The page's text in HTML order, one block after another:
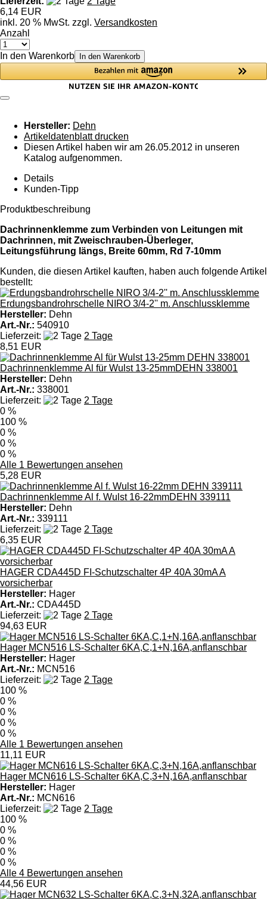
6,14 EUR
inkl. 20 % MwSt. zzgl. Versandkosten
Anzahl
In den Warenkorb In den Warenkorb
Hersteller: Dehn
Artikeldatenblatt drucken
Diesen Artikel haben wir am 26.05.2012 in unseren
Katalog aufgenommen.
Details
Kunden-Tipp
Produktbeschreibung
Dachrinnenklemme zum Verbinden von Leitungen mit
Dachrinnen, mit Zweischrauben-Überleger,
Leitungsführung längs, Breite 60mm, Rd 7-10mm
Kunden, die diesen Artikel kauften, haben auch folgende Artikel
bestellt:
Erdungsbandrohrschelle NIRO 3/4-2'' m. Anschlussklemme
Hersteller: Dehn
Art.-Nr.: 540910
Lieferzeit:
2 Tage
8,51 EUR
Dachrinnenklemme Al für Wulst 13-25mmDEHN 338001
Hersteller: Dehn
Art.-Nr.: 338001
Lieferzeit:
2 Tage
0 %
100 %
0 %
0 %
0 %
Alle 1 Bewertungen ansehen
5,28 EUR
Dachrinnenklemme Al f. Wulst 16-22mmDEHN 339111
Hersteller: Dehn
Art.-Nr.: 339111
Lieferzeit:
2 Tage
6,35 EUR
HAGER CDA445D FI-Schutzschalter 4P 40A 30mA A
vorsicherbar
Hersteller: Hager
Art.-Nr.: CDA445D
Lieferzeit:
2 Tage
94,63 EUR
Hager MCN516 LS-Schalter 6KA,C,1+N,16A,anflanschbar
Hersteller: Hager
Art.-Nr.: MCN516
Lieferzeit:
2 Tage
100 %
0 %
0 %
0 %
0 %
Alle 1 Bewertungen ansehen
11,11 EUR
Hager MCN616 LS-Schalter 6KA,C,3+N,16A,anflanschbar
Hersteller: Hager
Art.-Nr.: MCN616
Lieferzeit:
2 Tage
100 %
0 %
0 %
0 %
0 %
Alle 4 Bewertungen ansehen
44,56 EUR